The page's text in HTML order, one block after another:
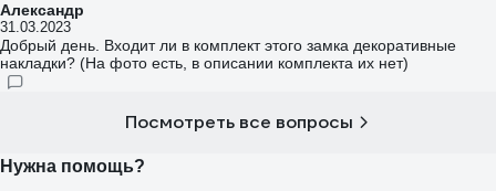
Александр
31.03.2023
Добрый день. Входит ли в комплект этого замка декоративные
накладки? (На фото есть, в описании комплекта их нет)
Посмотреть все вопросы
Нужна помощь?